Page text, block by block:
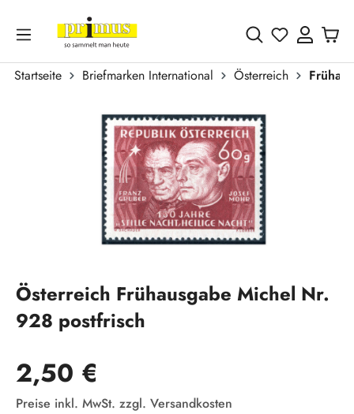
Zum Hauptinhalt springen
Du hast 0
Startseite Briefmarken International Österreich
Österreich Frühausgabe Michel Nr.
928 postfrisch
Regulärer Preis:
2,50 €
Preise inkl. MwSt. zzgl. Versandkosten